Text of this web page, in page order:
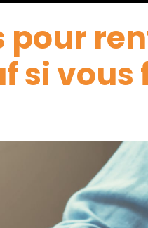
pour
si vous